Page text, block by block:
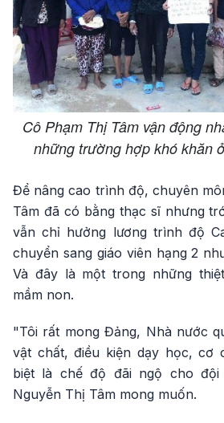
Cô Phạm Thị Tâm vận động
những trường hợp khó khăn
Để nâng cao trình độ, chuyên
Tâm đã có bằng thạc sĩ nhưng
vẫn chỉ hưởng lương trình độ
chuyển sang giáo viên hạng 2
Và đây là một trong những
mầm non.
"Tôi rất mong Đảng, Nhà nước
vật chất, điều kiện dạy học, cơ
biệt là chế độ đãi ngộ cho đội
Nguyễn Thị Tâm mong muốn.